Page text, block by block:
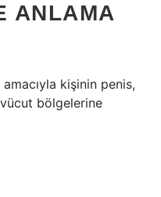
ANLAMA
kişinin penis,
bölgelerine